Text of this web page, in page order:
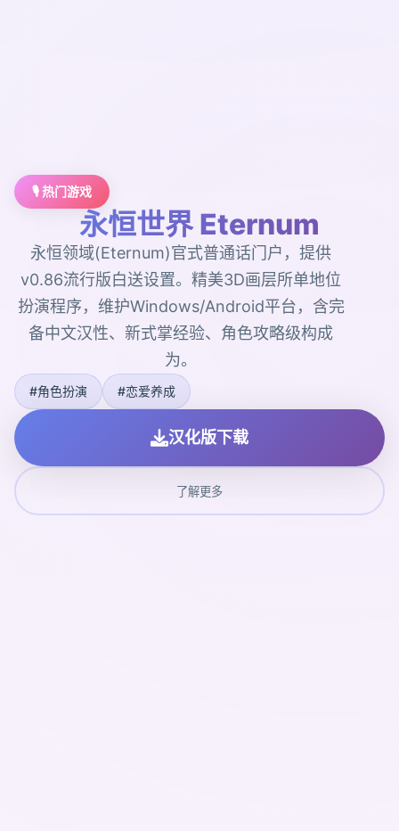
🎙️ 热门游戏
永恒世界 Eternum
永恒领域(Eternum)官式普通话门户，提供
v0.86流行版白送设置。精美3D画层所单地位
扮演程序，维护Windows/Android平台，含完
备中文汉性、新式掌经验、角色攻略级构成
为。
#角色扮演 #恋爱养成
汉化版下载
了解更多